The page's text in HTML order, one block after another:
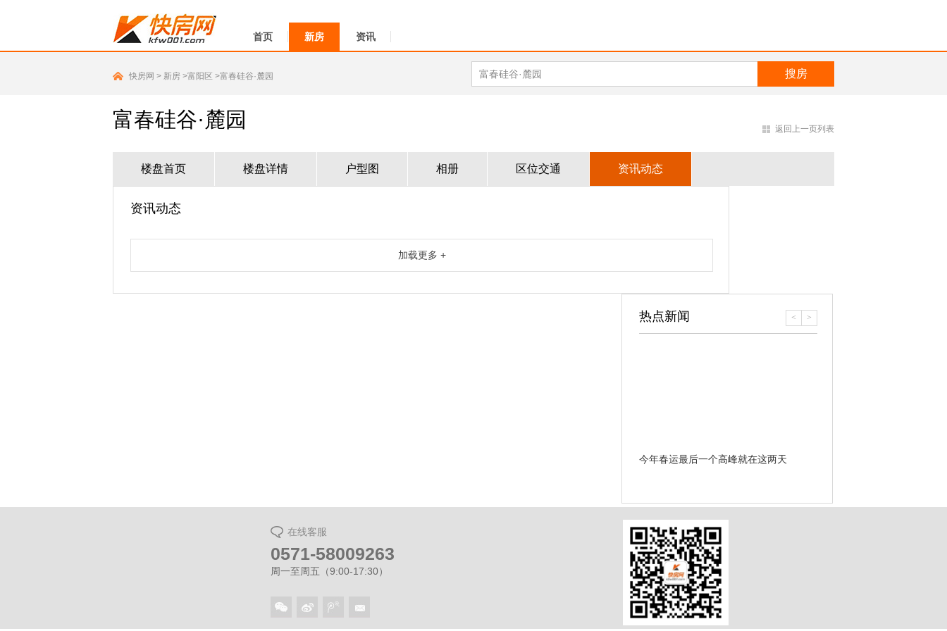
首页 新房 资讯
快房网 > 新房 >富阳区 >富春硅谷·麓园
富春硅谷·麓园 返回上一页列表
楼盘首页 楼盘详情 户型图 相册 区位交通 资讯动态
资讯动态
加载更多 +
热点新闻
今年春运最后一个高峰就在这两天
< >
在线客服
0571-58009263
周一至周五（9:00-17:30）